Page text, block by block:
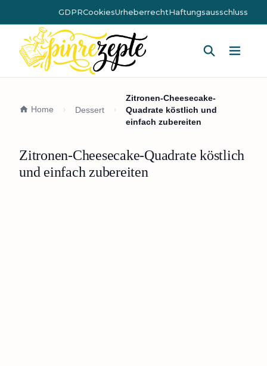
GDPRCookiesUrheberrechtHaftungsausschluss
Home Dessert
Zitronen-Cheesecake-
Quadrate köstlich und
einfach zubereiten
Zitronen-Cheesecake-Quadrate köstlich
und einfach zubereiten